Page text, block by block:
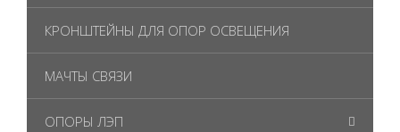
КРОНШТЕЙНЫ ДЛЯ ОПОР ОСВЕЩЕНИЯ
МАЧТЫ СВЯЗИ
ОПОРЫ ЛЭП